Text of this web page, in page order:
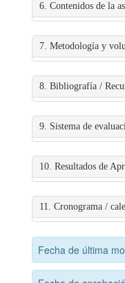
6. Contenidos de la
7. Metodología y
8. Bibliografía /
9. Sistema de
10. Resultados de
11. Cronograma /
Fecha de última